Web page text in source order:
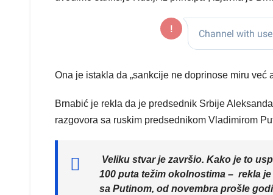
Ona je istakla da „sankcije ne doprinose miru
Brnabić je rekla da je predsednik Srbije
razgovora sa ruskim predsednikom Vladimirom
Veliku stvar je završio. Kako je to
100 puta težim okolnostima – rekla
sa Putinom, od novembra prošle